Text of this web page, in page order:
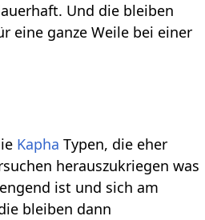
Und die bleiben
eine ganze Weile bei einer
Kapha Typen, die eher
herauszukriegen was
ist und sich am
bleiben dann